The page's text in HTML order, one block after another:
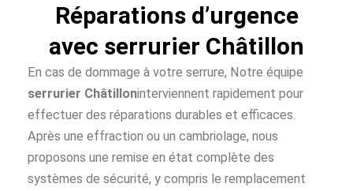
Réparations d’urgence
avec serrurier Châtillon
En cas de dommage à votre serrure, Notre équipe
serrurier Châtilloninterviennent rapidement pour
effectuer des réparations durables et efficaces.
Après une effraction ou un cambriolage, nous
proposons une remise en état complète des
systèmes de sécurité, y compris le remplacement